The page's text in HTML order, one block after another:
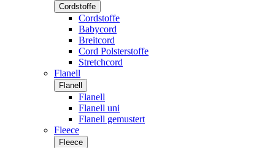
Cordstoffe
Cordstoffe
Babycord
Breitcord
Cord Polsterstoffe
Stretchcord
Flanell
Flanell
Flanell
Flanell uni
Flanell gemustert
Fleece
Fleece